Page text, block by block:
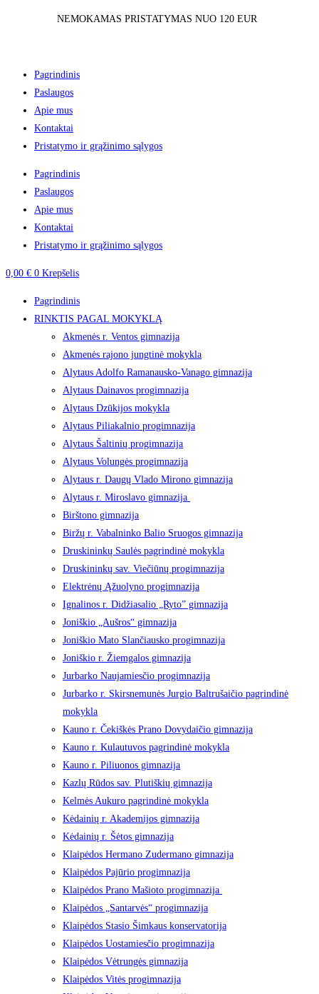
NEMOKAMAS PRISTATYMAS NUO 120 EUR
Pagrindinis
Paslaugos
Apie mus
Kontaktai
Pristatymo ir grąžinimo sąlygos
Pagrindinis
Paslaugos
Apie mus
Kontaktai
Pristatymo ir grąžinimo sąlygos
0,00 € 0 Krepšelis
Pagrindinis
RINKTIS PAGAL MOKYKLĄ
Akmenės r. Ventos gimnazija
Akmenės rajono jungtinė mokykla
Alytaus Adolfo Ramanausko-Vanago gimnazija
Alytaus Dainavos progimnazija
Alytaus Dzūkijos mokykla
Alytaus Piliakalnio progimnazija
Alytaus Šaltinių progimnazija
Alytaus Volungės progimnazija
Alytaus r. Daugų Vlado Mirono gimnazija
Alytaus r. Miroslavo gimnazija
Birštono gimnazija
Biržų r. Vabalninko Balio Sruogos gimnazija
Druskininkų Saulės pagrindinė mokykla
Druskininkų sav. Viečiūnų progimnazija
Elektrėnų Ąžuolyno progimnazija
Ignalinos r. Didžiasalio „Ryto” gimnazija
Joniškio „Aušros“ gimnazija
Joniškio Mato Slančiausko progimnazija
Joniškio r. Žiemgalos gimnazija
Jurbarko Naujamiesčio progimnazija
Jurbarko r. Skirsnemunės Jurgio Baltrušaičio pagrindinė
mokykla
Kauno r. Čekiškės Prano Dovydaičio gimnazija
Kauno r. Kulautuvos pagrindinė mokykla
Kauno r. Piliuonos gimnazija
Kazlų Rūdos sav. Plutiškių gimnazija
Kelmės Aukuro pagrindinė mokykla
Kėdainių r. Akademijos gimnazija
Kėdainių r. Šėtos gimnazija
Klaipėdos Hermano Zudermano gimnazija
Klaipėdos Pajūrio progimnazija
Klaipėdos Prano Mašioto progimnazija
Klaipėdos „Santarvės“ progimnazija
Klaipėdos Stasio Šimkaus konservatorija
Klaipėdos Uostamiesčio progimnazija
Klaipėdos Vėtrungės gimnazija
Klaipėdos Vitės progimnazija